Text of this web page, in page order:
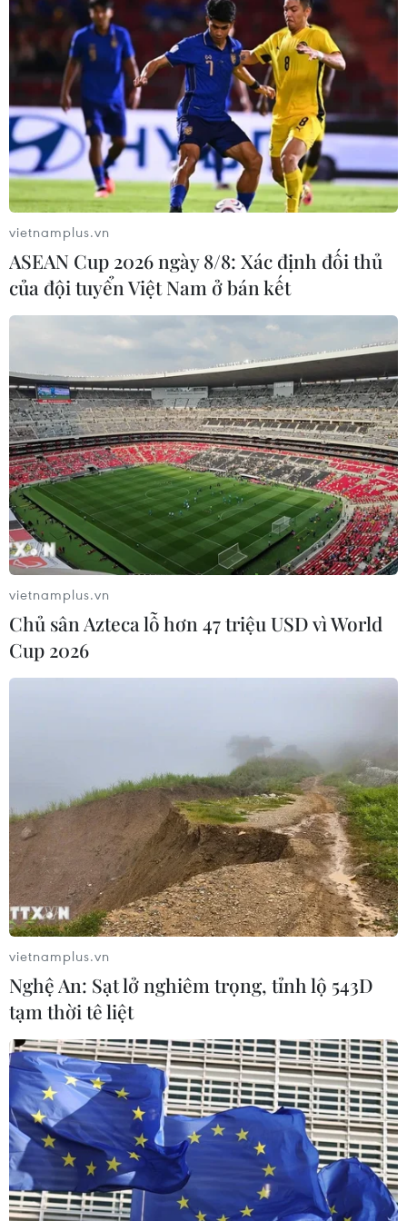
TIN CÙNG CHUYÊN MỤC
Mỹ có đang chuẩn bị một
chiến lược mới nhằm vào Iran?
07/08/2026 10:08
Mỹ can thiệp khẩn cấp, ngăn
vietnamplus.vn
ASEAN Cup 2026 ngày 8/8: Xác định đối thủ
của đội tuyển Việt Nam ở bán kết
vietnamplus.vn
Chủ sân Azteca lỗ hơn 47 triệu USD vì World
Cup 2026
vietnamplus.vn
Nghệ An: Sạt lở nghiêm trọng, tỉnh lộ 543D
tạm thời tê liệt